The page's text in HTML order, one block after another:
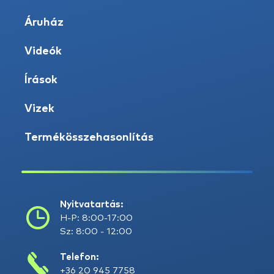
Áruház
Videók
Írások
Vizek
Termékösszehasonlítás
Nyitvatartás:
H-P: 8:00-17:00
Sz: 8:00 - 12:00
Telefon:
+36 20 945 7758